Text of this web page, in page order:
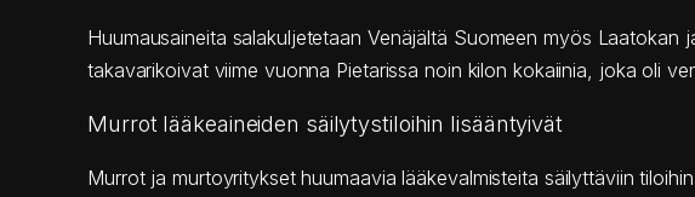
Huumausaineita salakuljetetaan Venäjältä Suomeen myös
takavarikoivat viime vuonna Pietarissa noin kilon kokaiinia, joka oli
Murrot lääkeaineiden säilytystiloihin lisääntyivät
Murrot ja murtoyritykset huumaavia lääkevalmisteita säilyttäviin